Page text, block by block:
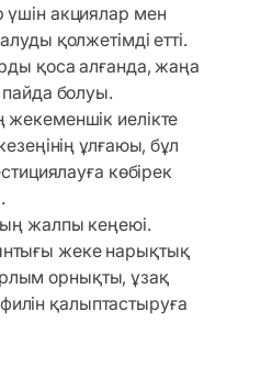
акциялар мен
қолжетімді етті.
қоса алғанда, жаңа
болуы.
иелікте
ұлғаюы, бұл
көбірек
жалпы кеңеюі.
жеке нарықтық
орнықты, ұзақ
қалыптастыруға